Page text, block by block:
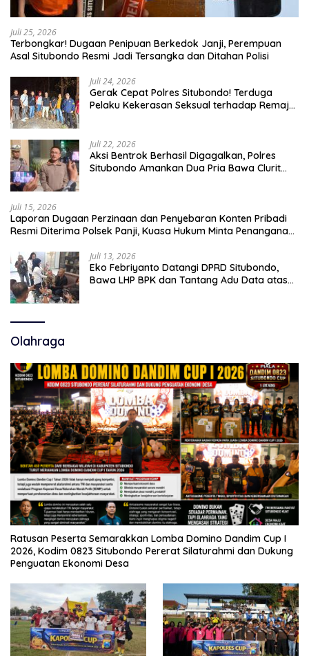
Juli 25, 2026
Terbongkar! Dugaan Penipuan Berkedok Janji, Perempuan
Asal Situbondo Resmi Jadi Tersangka dan Ditahan Polisi
Juli 24, 2026
Gerak Cepat Polres Situbondo! Terduga
Pelaku Kekerasan Seksual terhadap Remaja
Juli 22, 2026
Aksi Bentrok Berhasil Digagalkan, Polres
Situbondo Amankan Dua Pria Bawa Clurit
Juli 15, 2026
Laporan Dugaan Perzinaan dan Penyebaran Konten Pribadi
Resmi Diterima Polsek Panji, Kuasa Hukum Minta Penanganan
Juli 13, 2026
Eko Febriyanto Datangi DPRD Situbondo,
Bawa LHP BPK dan Tantang Adu Data atas
Olahraga
Ratusan Peserta Semarakkan Lomba Domino Dandim Cup I
2026, Kodim 0823 Situbondo Pererat Silaturahmi dan Dukung
Penguatan Ekonomi Desa